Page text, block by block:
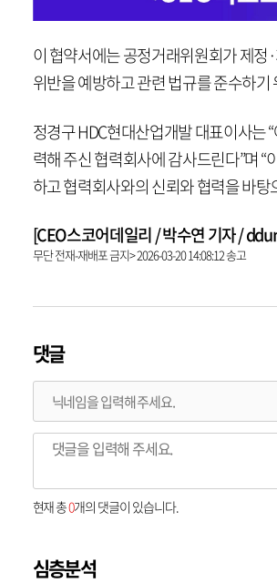
이 협약서에는 공정거래위원회가 제
위반을 예방하고 관련 법규를 준수하
정경구 HDC현대산업개발 대표이사는
력해 주신 협력회사에 감사드린다”며
하고 협력회사와의 신뢰와 협력을 바
[CEO스코어데일리 / 박수연 기자 /
무단 전재-재배포 금지> 2026-03-20 14:08:12 송고
댓글
현재 총0개의 댓글이 있습니다.
심층분석